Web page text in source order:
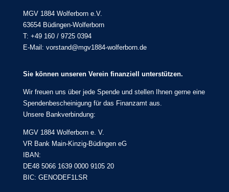
MGV 1884 Wolferborn e.V.
63654 Büdingen-Wolferborn
T: +49 160 / 9725 0394
E-Mail: vorstand@mgv1884-wolferborn.de
Sie können unseren Verein finanziell unterstützen.
Wir freuen uns über jede Spende und stellen Ihnen gerne eine
Spendenbescheinigung für das Finanzamt aus.
Unsere Bankverbindung:
MGV 1884 Wolferborn e. V.
VR Bank Main-Kinzig-Büdingen eG
IBAN:
DE48 5066 1639 0000 9105 20
BIC: GENODEF1LSR